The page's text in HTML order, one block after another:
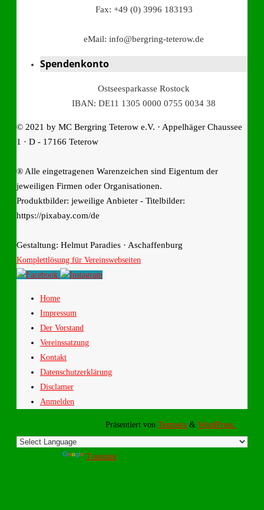
Fax: +49 (0) 3996 183193
eMail: info@bergring-teterow.de
Spendenkonto
Ostseesparkasse Rostock
IBAN: DE11 1305 0000 0755 0034 38
© 2021 by MC Bergring Teterow e.V. · Appelhäger Chaussee
1 · D - 17166 Teterow
® Alle eingetragenen Warenzeichen sind Eigentum der
jeweiligen Firmen oder Organisationen.
Produktbilder: jeweilige Anbieter - Titelbilder:
https://pixabay.com/de
Gestaltung: Helmut Paradies · Aschaffenburg
Komplettlösung für Vereinswebseiten
Home
Impressum
Der Vorstand
Vereinssatzung
Kontakt
Datenschutzerklärung
Disclamer
Anmelden
Präsentiert von Tempera & WordPress.
Translate